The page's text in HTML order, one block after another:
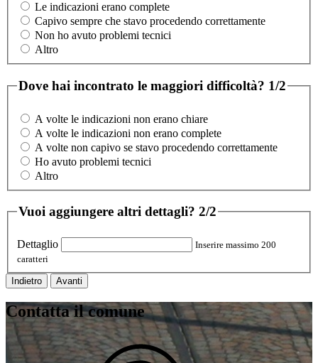
Le indicazioni erano complete
Capivo sempre che stavo procedendo correttamente
Non ho avuto problemi tecnici
Altro
Dove hai incontrato le maggiori difficoltà? 1/2
A volte le indicazioni non erano chiare
A volte le indicazioni non erano complete
A volte non capivo se stavo procedendo correttamente
Ho avuto problemi tecnici
Altro
Vuoi aggiungere altri dettagli? 2/2
Dettaglio
Inserire massimo 200
caratteri
Indietro Avanti
Contatta il comune